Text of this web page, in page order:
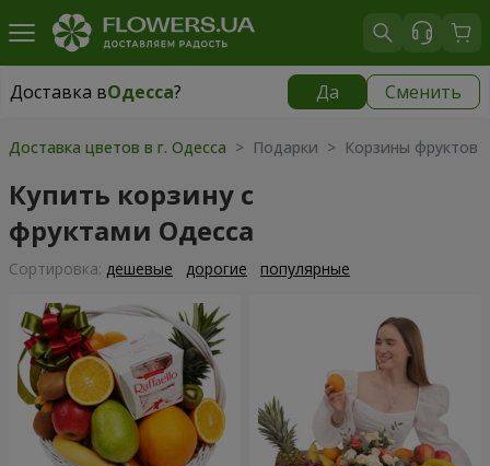
Доставка вОдесса? Да Сменить
Доставка вОдесса
Доставка цветов в г. Одесса > Подарки > Корзины фруктов
Купить корзину с
фруктами Одесса
Cортировка: дешевые дорогие популярные